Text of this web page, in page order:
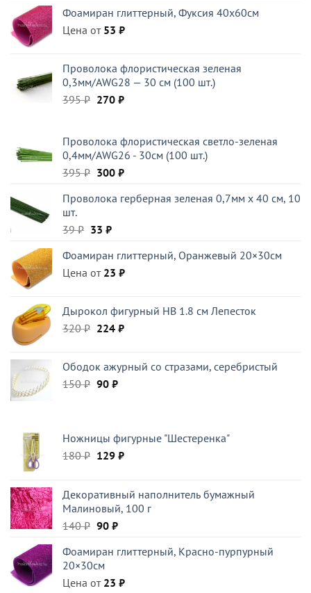
составляла
221 ₽.
59 ₽.
Фоамиран глиттерный, Фуксия 40x60см
Цена от 53 ₽
Проволока флористическая зеленая
0,3мм/AWG28 — 30 см (100 шт.)
395₽ Первоначальная
395 ₽.
270 ₽Текущая
Проволока флористическая светло-зеленая
0,4мм/AWG26 - 30см (100 шт.)
395₽ Первоначальная
составляла
300 ₽Текущая
300 ₽.
Проволока герберная зеленая 0,7мм x 40 см, 10
шт.
39₽ Первоначальная
составляла
39 ₽.
33 ₽Текущая
33 ₽.
Фоамиран глиттерный, Оранжевый 20×30см
Цена от 23 ₽
Дырокол фигурный HB 1.8 см Лепесток
320₽ Первоначальная
320 ₽.
224 ₽Текущая
Ободок ажурный со стразами, серебристый
150₽ Первоначальная
90 ₽Текущая
Ножницы фигурные "Шестеренка"
180₽ Первоначальная
180 ₽.
129 ₽Текущая
Декоративный наполнитель бумажный
Малиновый, 100 г
140₽ Первоначальная
составляла
140 ₽.
90 ₽Текущая
90 ₽.
Фоамиран глиттерный, Красно-пурпурный
20×30см
Цена от 23 ₽